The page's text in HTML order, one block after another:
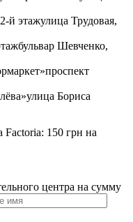
й этажулица Трудовая,
бульвар Шевченко,
проспект
улица Бориса
Factoria: 150 грн на
центра на сумму